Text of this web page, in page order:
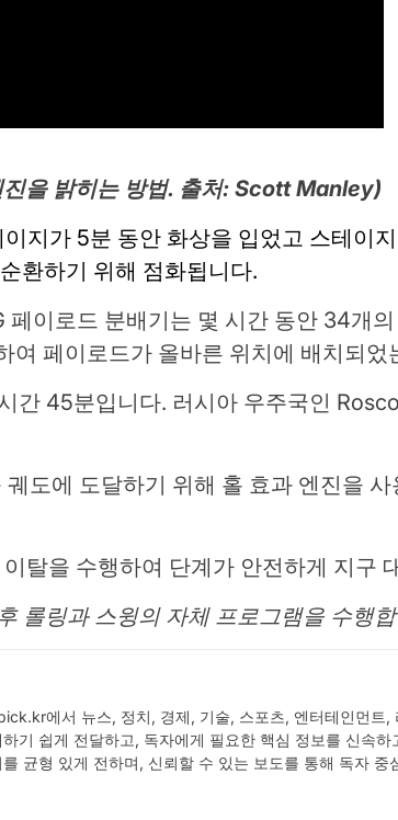
을 밝히는 방법. 출처: Scott Manley)
이지가 5분 동안 화상을 입었고 스테이
환하기 위해 점화됩니다.
페이로드 분배기는 몇 시간 동안 34개
여 페이로드가 올바른 위치에 배치되었
간 45분입니다. 러시아 우주국인
도에 도달하기 위해 홀 효과 엔진을
탈을 수행하여 단계가 안전하게 지구
롤링과 스윙의 자체 프로그램을 수행
에서 뉴스, 정치, 경제, 기술, 스포츠, 엔터테인먼트,
기 쉽게 전달하고, 독자에게 필요한 핵심 정보를 신속
균형 있게 전하며, 신뢰할 수 있는 보도를 통해 독자 중